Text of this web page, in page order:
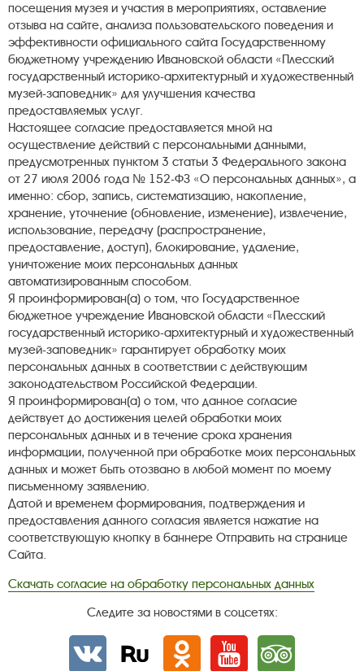
посещения музея и участия в мероприятиях, оставление
отзыва на сайте, анализа пользовательского поведения и
эффективности официального сайта Государственному
бюджетному учреждению Ивановской области «Плесский
государственный историко-архитектурный и художественный
музей-заповедник» для улучшения качества
предоставляемых услуг.
Настоящее согласие предоставляется мной на
осуществление действий с персональными данными,
предусмотренных пунктом 3 статьи 3 Федерального закона
от 27 июля 2006 года № 152-ФЗ «О персональных данных», а
именно: сбор, запись, систематизацию, накопление,
хранение, уточнение (обновление, изменение), извлечение,
использование, передачу (распространение,
предоставление, доступ), блокирование, удаление,
уничтожение моих персональных данных
автоматизированным способом.
Я проинформирован(а) о том, что Государственное
бюджетное учреждение Ивановской области «Плесский
государственный историко-архитектурный и художественный
музей-заповедник» гарантирует обработку моих
персональных данных в соответствии с действующим
законодательством Российской Федерации.
Я проинформирован(а) о том, что данное согласие
действует до достижения целей обработки моих
персональных данных и в течение срока хранения
информации, полученной при обработке моих персональных
данных и может быть отозвано в любой момент по моему
письменному заявлению.
Датой и временем формирования, подтверждения и
предоставления данного согласия является нажатие на
соответствующую кнопку в баннере Отправить на странице
Сайта.
Скачать согласие на обработку персональных данных
Следите за новостями в соцсетях:
Вконтактеrutube Одноклассники
YouTube Трипадвизор